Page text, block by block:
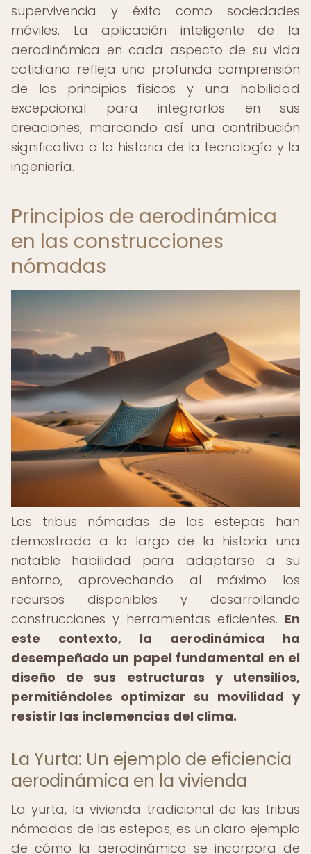
supervivencia y éxito como sociedades
móviles. La aplicación inteligente de la
aerodinámica en cada aspecto de su vida
cotidiana refleja una profunda comprensión
de los principios físicos y una habilidad
excepcional para integrarlos en sus
creaciones, marcando así una contribución
significativa a la historia de la tecnología y la
ingeniería.
Principios de aerodinámica
en las construcciones
nómadas
Las tribus nómadas de las estepas han
demostrado a lo largo de la historia una
notable habilidad para adaptarse a su
entorno, aprovechando al máximo los
recursos disponibles y desarrollando
construcciones y herramientas eficientes. En
este contexto, la aerodinámica ha
desempeñado un papel fundamental en el
diseño de sus estructuras y utensilios,
permitiéndoles optimizar su movilidad y
resistir las inclemencias del clima.
La Yurta: Un ejemplo de eficiencia
aerodinámica en la vivienda
La yurta, la vivienda tradicional de las tribus
nómadas de las estepas, es un claro ejemplo
de cómo la aerodinámica se incorpora de